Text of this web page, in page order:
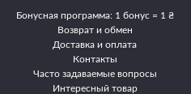
Бонусная программа: 1 бонус = 1 ₴
Возврат и обмен
Доставка и оплата
Контакты
Часто задаваемые вопросы
Интересный товар